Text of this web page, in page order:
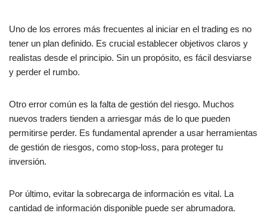
Uno de los errores más frecuentes al iniciar en el trading es no
tener un plan definido. Es crucial establecer objetivos claros y
realistas desde el principio. Sin un propósito, es fácil desviarse
y perder el rumbo.
Otro error común es la falta de gestión del riesgo. Muchos
nuevos traders tienden a arriesgar más de lo que pueden
permitirse perder. Es fundamental aprender a usar herramientas
de gestión de riesgos, como stop-loss, para proteger tu
inversión.
Por último, evitar la sobrecarga de información es vital. La
cantidad de información disponible puede ser abrumadora.